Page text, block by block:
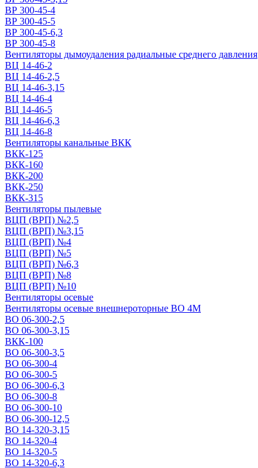
ВР 300-45-4
ВР 300-45-5
ВР 300-45-6,3
ВР 300-45-8
Вентиляторы дымоудаления радиальные среднего давления
ВЦ 14-46-2
ВЦ 14-46-2,5
ВЦ 14-46-3,15
ВЦ 14-46-4
ВЦ 14-46-5
ВЦ 14-46-6,3
ВЦ 14-46-8
Вентиляторы канальные ВКК
ВКК-125
ВКК-160
ВКК-200
ВКК-250
ВКК-315
Вентиляторы пылевые
ВЦП (ВРП) №2,5
ВЦП (ВРП) №3,15
ВЦП (ВРП) №4
ВЦП (ВРП) №5
ВЦП (ВРП) №6,3
ВЦП (ВРП) №8
ВЦП (ВРП) №10
Вентиляторы осевые
Вентиляторы осевые внешнероторные ВО 4М
ВО 06-300-2,5
ВО 06-300-3,15
ВКК-100
ВО 06-300-3,5
ВО 06-300-4
ВО 06-300-5
ВО 06-300-6,3
ВО 06-300-8
ВО 06-300-10
ВО 06-300-12,5
ВО 14-320-3,15
ВО 14-320-4
ВО 14-320-5
ВО 14-320-6,3